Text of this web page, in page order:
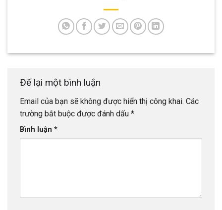
Để lại một bình luận
Email của bạn sẽ không được hiển thị công khai. Các
trường bắt buộc được đánh dấu *
Bình luận *